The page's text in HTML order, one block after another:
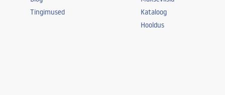
Tingimused
Kataloog
Hooldus